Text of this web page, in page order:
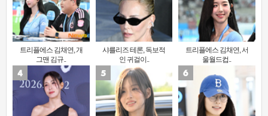
트리플에스 김채연, 개
그맨 김규..
샤를리즈 테론, 독보적
인 귀걸이..
트리플에스 김채연, 서
울월드컵..